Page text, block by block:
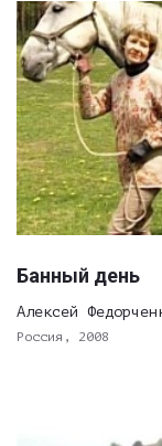
Банный день
Алексей
Россия, 2008